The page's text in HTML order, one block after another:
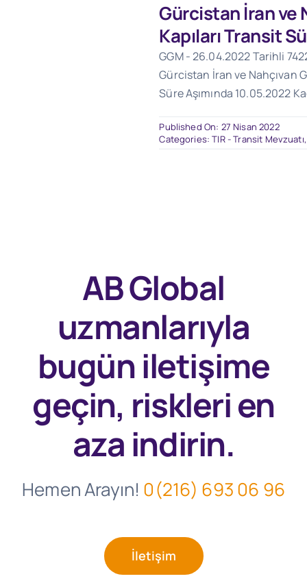
Gürcistan İran ve
Kapıları Transit
GGM - 26.04.2022 Tarihli
Gürcistan İran ve Nahçıvan
Süre Aşımında 10.05.2022
Published On: 27 Nisan 2022
Categories:TIR - Transit Mevzuatı
AB Global
uzmanlarıyla
bugüniletişime
geçin, riskleri en
aza indirin.
Hemen Arayın! 0(216) 693 06 96
İletişim